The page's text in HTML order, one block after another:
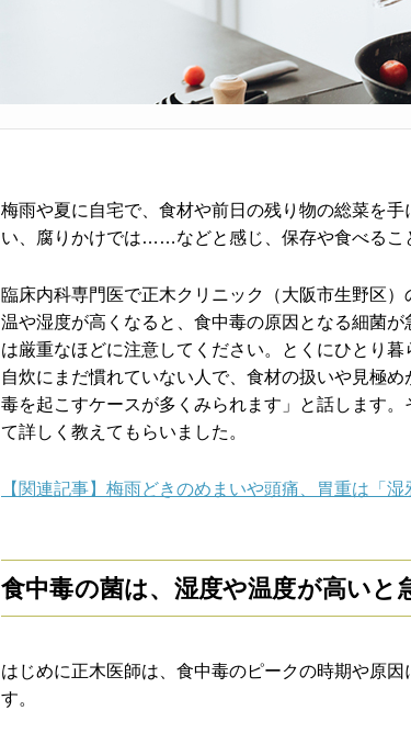
梅雨や夏に自宅で、食材や前日の残り物の総菜を
い、腐りかけでは……などと感じ、保存や食べるこ
臨床内科専門医で正木クリニック（大阪市生野区
温や湿度が高くなると、食中毒の原因となる細菌
は厳重なほどに注意してください。とくにひとり
自炊にまだ慣れていない人で、食材の扱いや見極
毒を起こすケースが多くみられます」と話します
て詳しく教えてもらいました。
【関連記事】梅雨どきのめまいや頭痛、胃重は「
食中毒の菌は、湿度や温度が高いと
はじめに正木医師は、食中毒のピークの時期や原
す。